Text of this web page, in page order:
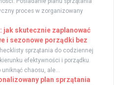
proces w zorganizowany
jak skutecznie zaplanować
i sezonowe porządki bez
sprzątania do codziennej
efektywności i porządku.
chaosu, ale...
plan sprzątania